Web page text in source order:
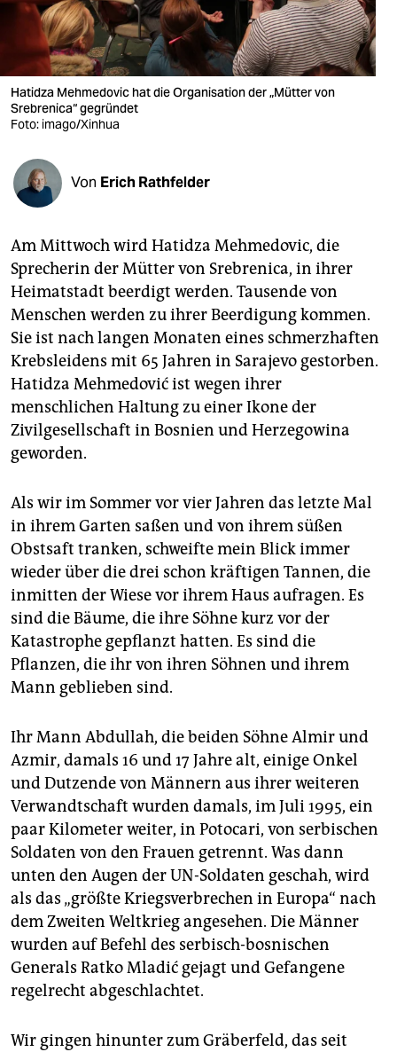
verlag
verlag
veranstaltungen
shop
fragen & hilfe
unterstützen
genossenschaft
epaper login
Hatidza Mehmedovic hat die Organisation der „Mütter von
Srebrenica“ gegründet
Foto: imago/Xinhua
Von Erich Rathfelder
Am Mittwoch wird Hatidza Mehmedovic, die
Sprecherin der Mütter von Srebrenica, in ihrer
Heimatstadt beerdigt werden. Tausende von
Menschen werden zu ihrer Beerdigung kommen.
Sie ist nach langen Monaten eines schmerzhaften
Krebsleidens mit 65 Jahren in Sarajevo gestorben.
Hatidza Mehmedović ist wegen ihrer
menschlichen Haltung zu einer Ikone der
Zivilgesellschaft in Bosnien und Herzegowina
geworden.
Als wir im Sommer vor vier Jahren das letzte Mal
in ihrem Garten saßen und von ihrem süßen
Obstsaft tranken, schweifte mein Blick immer
wieder über die drei schon kräftigen Tannen, die
inmitten der Wiese vor ihrem Haus aufragen. Es
sind die Bäume, die ihre Söhne kurz vor der
Katastrophe gepflanzt hatten. Es sind die
Pflanzen, die ihr von ihren Söhnen und ihrem
Mann geblieben sind.
Ihr Mann Abdullah, die beiden Söhne Almir und
Azmir, damals 16 und 17 Jahre alt, einige Onkel
und Dutzende von Männern aus ihrer weiteren
Verwandtschaft wurden damals, im Juli 1995, ein
paar Kilometer weiter, in Potocari, von serbischen
Soldaten von den Frauen getrennt. Was dann
unten den Augen der UN-Soldaten geschah, wird
als das „größte Kriegsverbrechen in Europa“ nach
dem Zweiten Weltkrieg angesehen. Die Männer
wurden auf Befehl des serbisch-bosnischen
Generals Ratko Mladić gejagt und Gefangene
regelrecht abgeschlachtet.
Wir gingen hinunter zum Gräberfeld, das seit